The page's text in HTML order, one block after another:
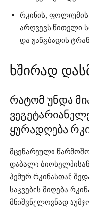
რკინის, ფოლიუმის
არღვევს წითელი
და ჟანგბადის
ხშირად
რატომ უნდა
ყურადღება
მცენარეული
დაბალი
ჰემურ რკინასთან
საკვების მიღება
მნიშვნელოვნად